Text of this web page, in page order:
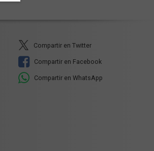
Compartir en Twitter
Compartir en Facebook
Compartir en WhatsApp